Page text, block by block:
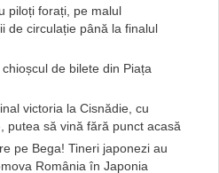
piloți forați, pe malul
de circulație până la finalul
de bilete din Piața
victoria la Cisnădie, cu
putea să vină fără punct acasă
pe Bega! Tineri japonezi au
România în Japonia